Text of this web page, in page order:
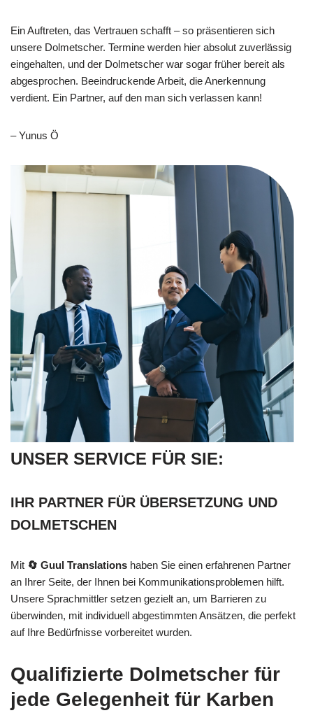
Ein Auftreten, das Vertrauen schafft – so präsentieren sich
unsere Dolmetscher. Termine werden hier absolut zuverlässig
eingehalten, und der Dolmetscher war sogar früher bereit als
abgesprochen. Beeindruckende Arbeit, die Anerkennung
verdient. Ein Partner, auf den man sich verlassen kann!
– Yunus Ö
UNSER SERVICE FÜR SIE:
IHR PARTNER FÜR ÜBERSETZUNG UND
DOLMETSCHEN
Mit 🔄 Guul Translations haben Sie einen erfahrenen Partner
an Ihrer Seite, der Ihnen bei Kommunikationsproblemen hilft.
Unsere Sprachmittler setzen gezielt an, um Barrieren zu
überwinden, mit individuell abgestimmten Ansätzen, die perfekt
auf Ihre Bedürfnisse vorbereitet wurden.
Qualifizierte Dolmetscher für
jede Gelegenheit für Karben